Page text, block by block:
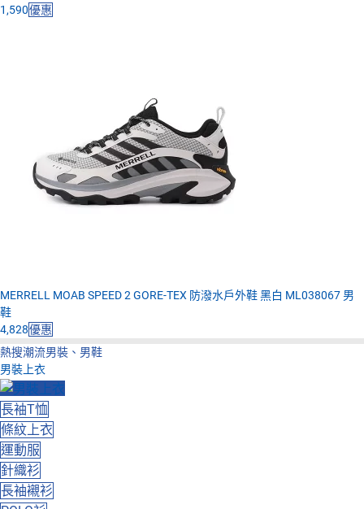
1,590優惠
MERRELL MOAB SPEED 2 GORE-TEX 防潑水戶外鞋 黑白 ML038067 男
鞋
4,828優惠
熱搜潮流男裝、男鞋
男裝上衣
長袖T恤
條紋上衣
運動服
針織衫
長袖襯衫